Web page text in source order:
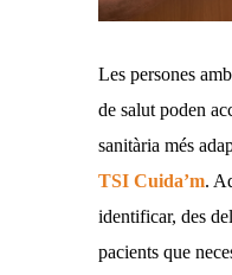
Les persones
de salut poden
sanitària més
TSI Cuida’m.
identificar, des
pacients que